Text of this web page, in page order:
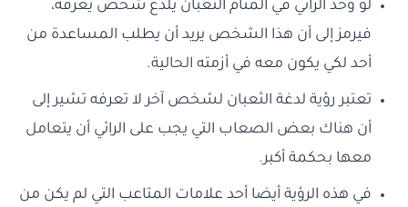
لو وحد الرائي في المنام الثعبان يلدغ شخص يعرفه،
فيرمز إلى أن هذا الشخص يريد أن يطلب المساعدة من
أحد لكي يكون معه في أزمته الحالية.
تعتبر رؤية لدغة الثعبان لشخص آخر لا تعرفه تشير إلى
أن هناك بعض الصعاب التي يجب على الرائي أن يتعامل
معها بحكمة أكبر.
في هذه الرؤية أيضا أحد علامات المتاعب التي لم يكن من